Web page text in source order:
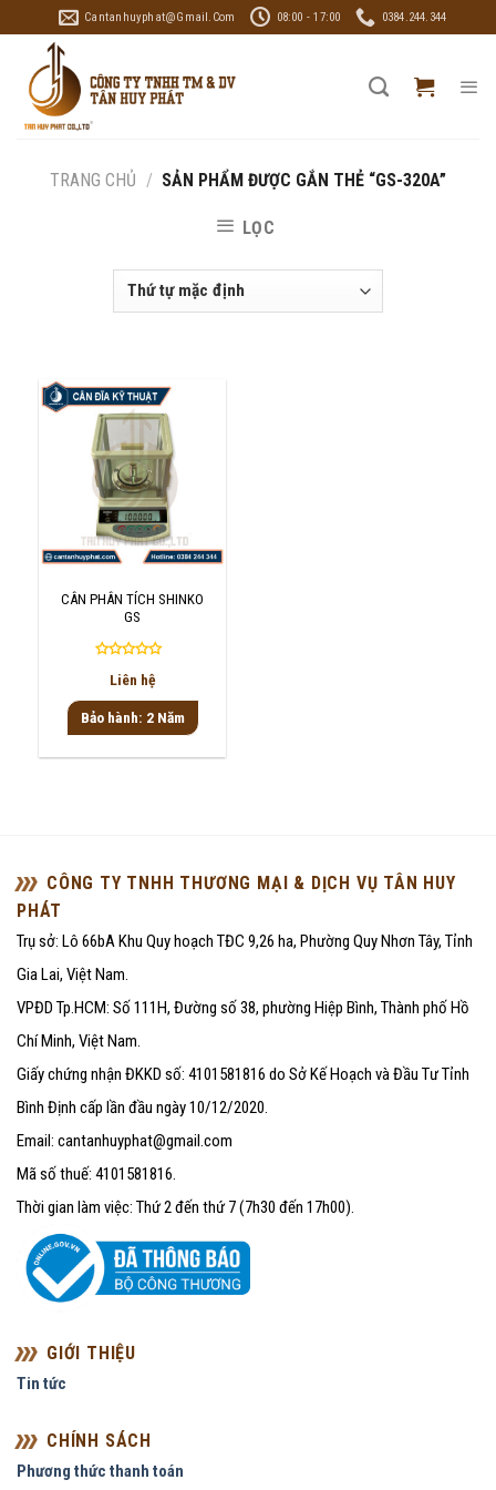
to
content
Cantanhuyphat@gmail.com 08:00 - 17:00 0384.244.344
TRANG CHỦ / SẢN PHẨM ĐƯỢC GẮN THẺ “GS-320A”
LỌC
CÂN PHÂN TÍCH SHINKO
GS
Được
hạng
0
sao
Liên hệ
Bảo hành: 2 Năm
CÔNG TY TNHH THƯƠNG MẠI & DỊCH VỤ TÂN HUY
PHÁT
Trụ sở: Lô 66bA Khu Quy hoạch TĐC 9,26 ha, Phường Quy Nhơn Tây, Tỉnh
Gia Lai, Việt Nam.
VPĐD Tp.HCM: Số 111H, Đường số 38, phường Hiệp Bình, Thành phố Hồ
Chí Minh, Việt Nam.
Giấy chứng nhận ĐKKD số: 4101581816 do Sở Kế Hoạch và Đầu Tư Tỉnh
Bình Định cấp lần đầu ngày 10/12/2020.
Email: cantanhuyphat@gmail.com
Mã số thuế: 4101581816.
Thời gian làm việc: Thứ 2 đến thứ 7 (7h30 đến 17h00).
GIỚI THIỆU
Tin tức
CHÍNH SÁCH
Phương thức thanh toán